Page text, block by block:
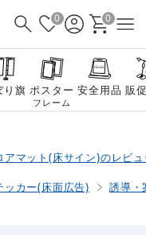
0 0
り旗 ポスター
フレーム
安全用品 販
アマット(床サイン)のレビ
ッカー(床面広告) 誘導・